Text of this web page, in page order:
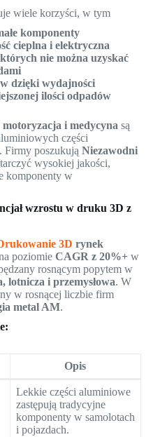
wiele korzyści, w tym
komponenty
cieplna i elektryczna
nie można uzyskać
dzięki wydajności
ilości odpadów
i medycyna są
części
Firmy poszukują Niezawodni
wysokiej jakości,
komponenty w
wzrostu w druku 3D z
3D rynek
poziomie CAGR z 20%+w
rosnącym popytem w
i przemysłowa. W
w rosnącej liczbie firm
metal AM.
Opis
Lekkie części aluminiowe
zastępują tradycyjne
komponenty w samolotach
i pojazdach.